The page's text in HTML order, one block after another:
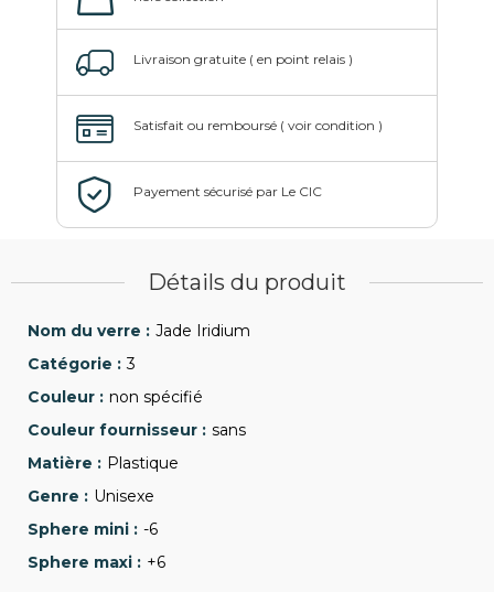
Détails du produit
Jade Iridium
3
non spécifié
sans
Plastique
Unisexe
-6
+6